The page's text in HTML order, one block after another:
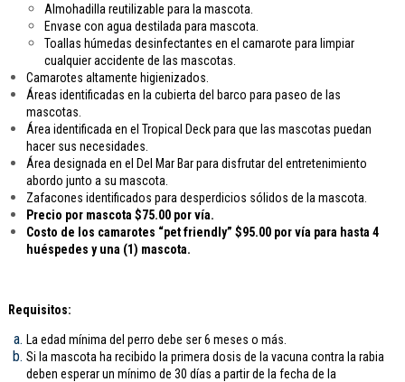
Almohadilla reutilizable para la mascota.
Envase con agua destilada para mascota.
Toallas húmedas desinfectantes en el camarote para limpiar
cualquier accidente de las mascotas.
Camarotes altamente higienizados.
Áreas identificadas en la cubierta del barco para paseo de las
mascotas.
Área identificada en el Tropical Deck para que las mascotas puedan
hacer sus necesidades.
Área designada en el Del Mar Bar para disfrutar del entretenimiento
abordo junto a su mascota.
Zafacones identificados para desperdicios sólidos de la mascota.
Precio por mascota $75.00 por vía.
Costo de los camarotes “pet friendly” $95.00 por vía para hasta 4
huéspedes y una (1) mascota.
Requisitos:
La edad mínima del perro debe ser 6 meses o más.
Si la mascota ha recibido la primera dosis de la vacuna contra la rabia
deben esperar un mínimo de 30 días a partir de la fecha de la